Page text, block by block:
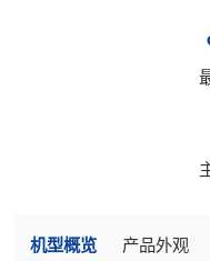
机型概览 产品外观